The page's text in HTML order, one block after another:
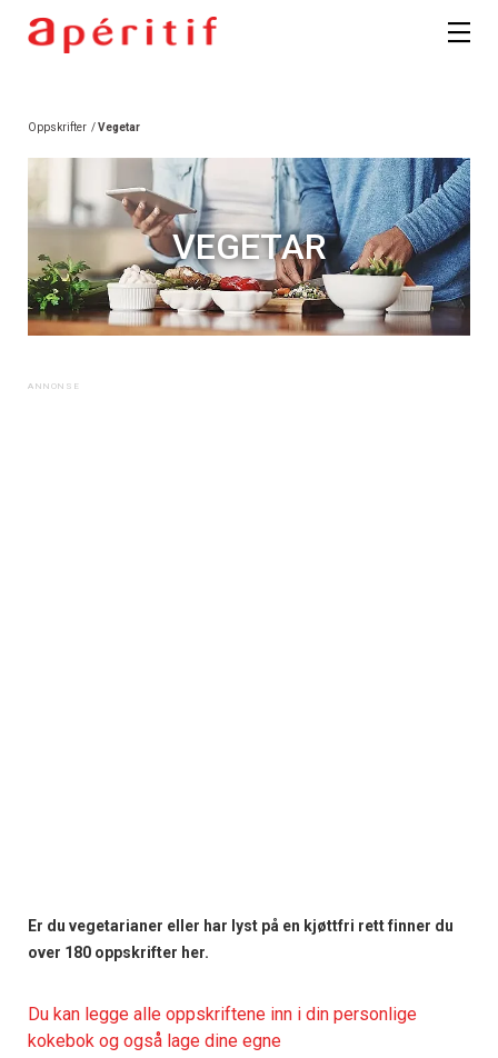
Oppskrifter /Vegetar
VEGETAR
Er du vegetarianer eller har lyst på en kjøttfri rett finner du
over 180 oppskrifter her.
Du kan legge alle oppskriftene inn i din personlige
kokebok og også lage dine egne